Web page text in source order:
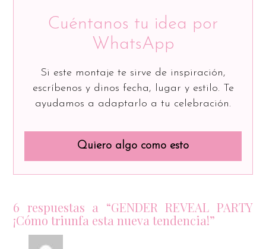
Cuéntanos tu idea por
WhatsApp
Si este montaje te sirve de inspiración,
escríbenos y dinos fecha, lugar y estilo. Te
ayudamos a adaptarlo a tu celebración.
Quiero algo como esto
6 respuestas a “GENDER REVEAL PARTY
¡Cómo triunfa esta nueva tendencia!”